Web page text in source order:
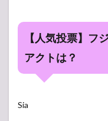
【人気投票】フ
アクトは？
Sia